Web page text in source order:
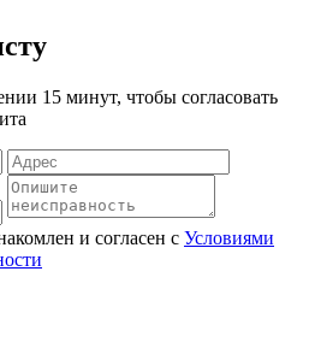
15 минут, чтобы согласовать
и согласен с Условиями